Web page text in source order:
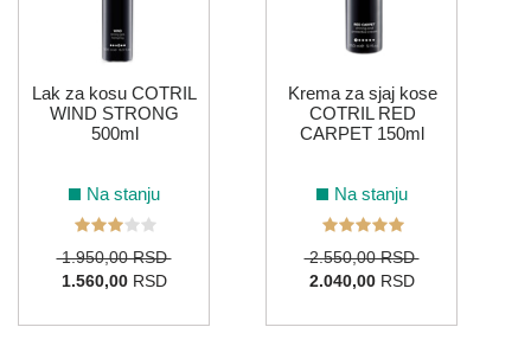
Lak za kosu COTRIL
WIND STRONG
500ml
Na stanju
1.950,00 RSD
1.560,00RSD
Krema za sjaj kose
COTRIL RED
CARPET 150ml
Na stanju
2.550,00 RSD
2.040,00RSD